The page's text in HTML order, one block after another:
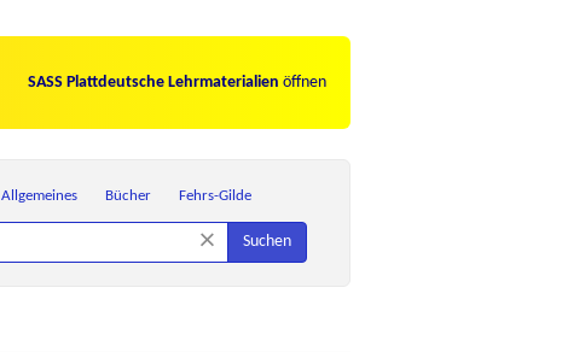
SASS Plattdeutsche Lehrmaterialien öffnen
Allgemeines Bücher Fehrs-Gilde
× Suchen